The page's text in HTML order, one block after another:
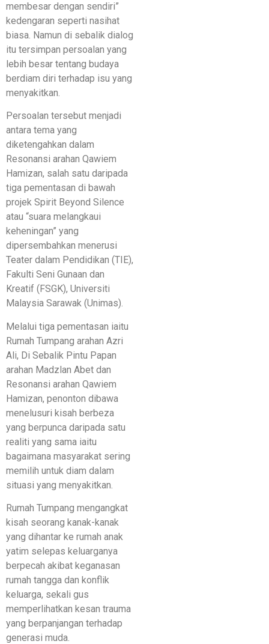
membesar dengan sendiri”
kedengaran seperti nasihat
biasa. Namun di sebalik dialog
itu tersimpan persoalan yang
lebih besar tentang budaya
berdiam diri terhadap isu yang
menyakitkan.
Persoalan tersebut menjadi
antara tema yang
diketengahkan dalam
Resonansi arahan Qawiem
Hamizan, salah satu daripada
tiga pementasan di bawah
projek Spirit Beyond Silence
atau “suara melangkaui
keheningan” yang
dipersembahkan menerusi
Teater dalam Pendidikan (TIE),
Fakulti Seni Gunaan dan
Kreatif (FSGK), Universiti
Malaysia Sarawak (Unimas).
Melalui tiga pementasan iaitu
Rumah Tumpang arahan Azri
Ali, Di Sebalik Pintu Papan
arahan Madzlan Abet dan
Resonansi arahan Qawiem
Hamizan, penonton dibawa
menelusuri kisah berbeza
yang berpunca daripada satu
realiti yang sama iaitu
bagaimana masyarakat sering
memilih untuk diam dalam
situasi yang menyakitkan.
Rumah Tumpang mengangkat
kisah seorang kanak-kanak
yang dihantar ke rumah anak
yatim selepas keluarganya
berpecah akibat keganasan
rumah tangga dan konflik
keluarga, sekali gus
memperlihatkan kesan trauma
yang berpanjangan terhadap
generasi muda.